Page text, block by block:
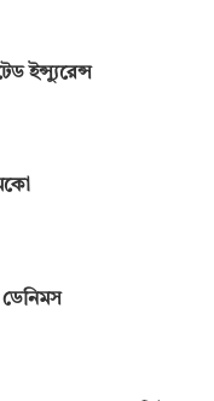
ইন্স্যুরেন্স
ডেনিমস